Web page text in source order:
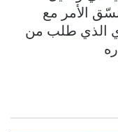
الأمر مع
الذي طلب من